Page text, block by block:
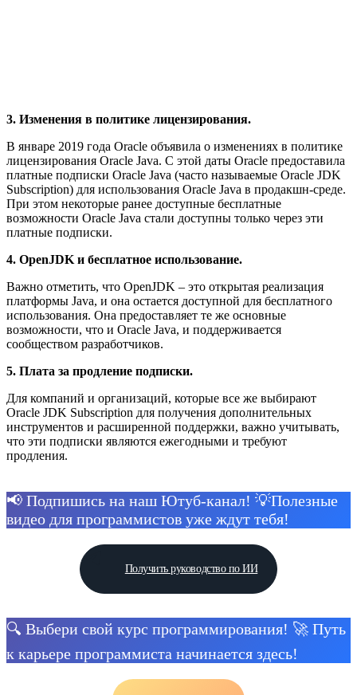
3. Изменения в политике лицензирования.
В январе 2019 года Oracle объявила о изменениях в политике
лицензирования Oracle Java. С этой даты Oracle предоставила
платные подписки Oracle Java (часто называемые Oracle JDK
Subscription) для использования Oracle Java в продакшн-среде.
При этом некоторые ранее доступные бесплатные
возможности Oracle Java стали доступны только через эти
платные подписки.
4. OpenJDK и бесплатное использование.
Важно отметить, что OpenJDK – это открытая реализация
платформы Java, и она остается доступной для бесплатного
использования. Она предоставляет те же основные
возможности, что и Oracle Java, и поддерживается
сообществом разработчиков.
5. Плата за продление подписки.
Для компаний и организаций, которые все же выбирают
Oracle JDK Subscription для получения дополнительных
инструментов и расширенной поддержки, важно учитывать,
что эти подписки являются ежегодными и требуют
продления.
📢 Подпишись на наш Ютуб-канал! 💡Полезные
видео для программистов уже ждут тебя!
Получить руководство по ИИ
🔍 Выбери свой курс программирования! 🚀 Путь
к карьере программиста начинается здесь!